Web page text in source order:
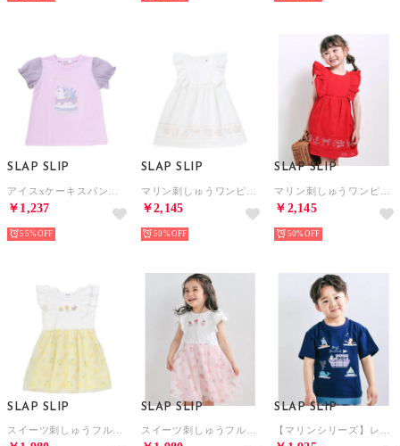
SLAP SLIP
￥1,237
55%
SLAP SLIP
￥2,145
50%
SLAP SLIP
￥2,145
50%
SLAP SLIP SLAP SLIP SLAP SLIP